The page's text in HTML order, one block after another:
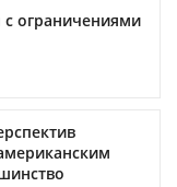
с ограничениями